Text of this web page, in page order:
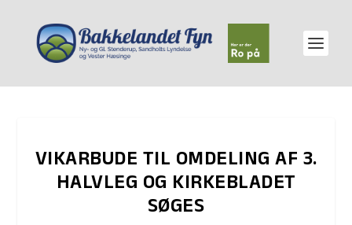
VIKARBUDE TIL OMDELING AF 3.
HALVLEG OG KIRKEBLADET
SØGES